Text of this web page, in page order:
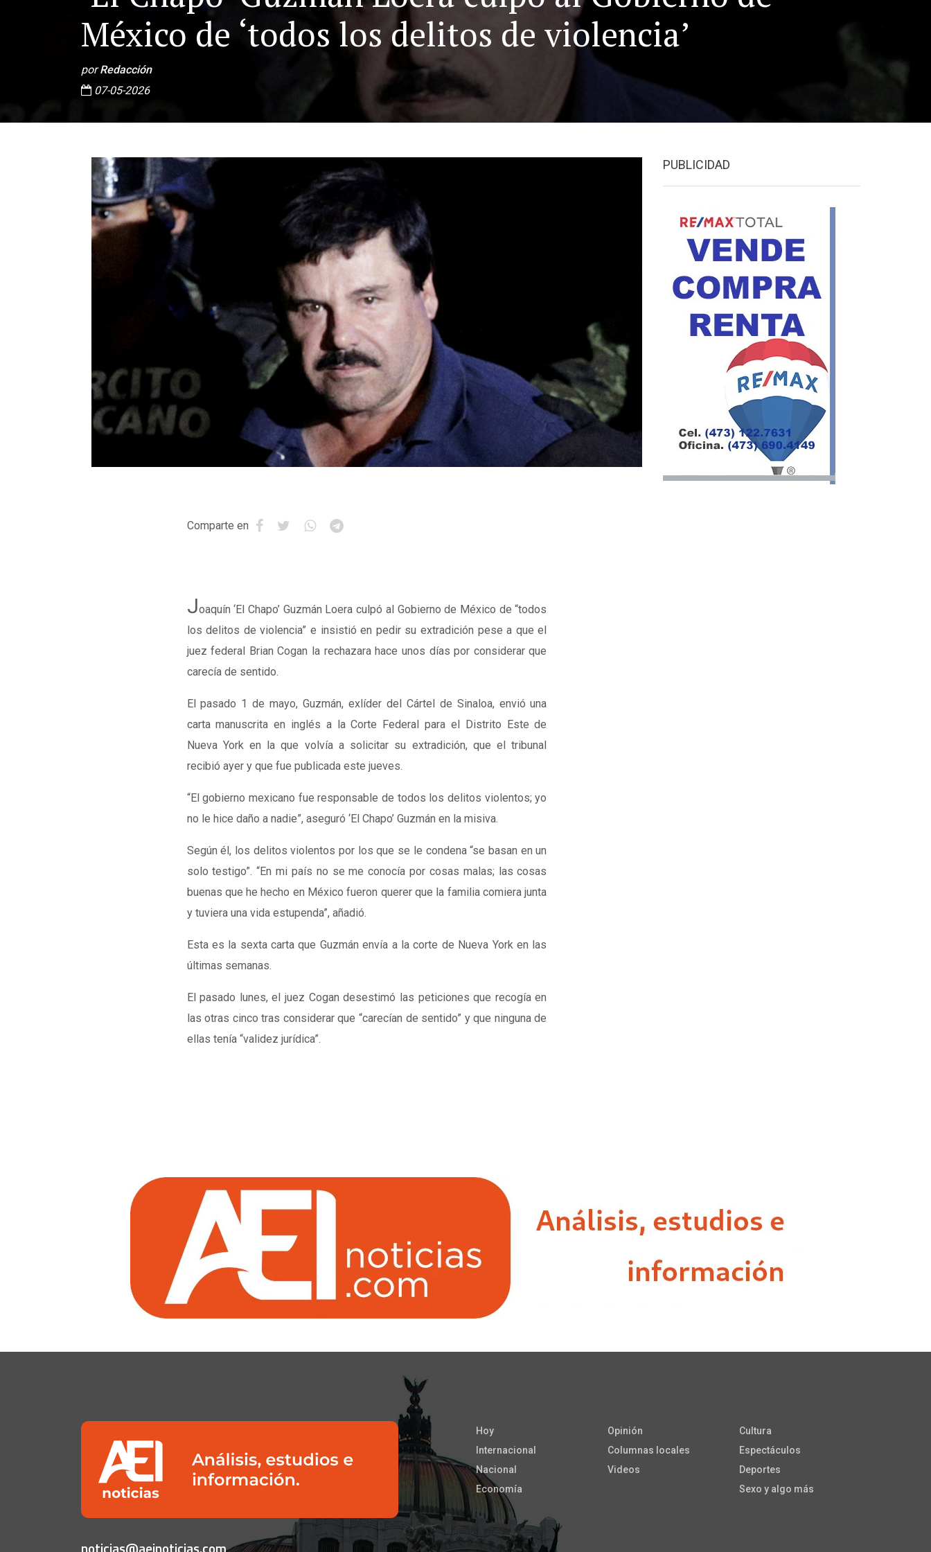
México de ‘todos los delitos de violencia’
porRedacción
07-05-2026
Comparte en
Joaquín ‘El Chapo’ Guzmán Loera culpó al Gobierno de México de “todos
los delitos de violencia” e insistió en pedir su extradición pese a que el
juez federal Brian Cogan la rechazara hace unos días por considerar que
carecía de sentido.
El pasado 1 de mayo, Guzmán, exlíder del Cártel de Sinaloa, envió una
carta manuscrita en inglés a la Corte Federal para el Distrito Este de
Nueva York en la que volvía a solicitar su extradición, que el tribunal
recibió ayer y que fue publicada este jueves.
“El gobierno mexicano fue responsable de todos los delitos violentos; yo
no le hice daño a nadie”, aseguró ‘El Chapo’ Guzmán en la misiva.
Según él, los delitos violentos por los que se le condena “se basan en un
solo testigo”. “En mi país no se me conocía por cosas malas; las cosas
buenas que he hecho en México fueron querer que la familia comiera junta
y tuviera una vida estupenda”, añadió.
Esta es la sexta carta que Guzmán envía a la corte de Nueva York en las
últimas semanas.
El pasado lunes, el juez Cogan desestimó las peticiones que recogía en
las otras cinco tras considerar que “carecían de sentido” y que ninguna de
ellas tenía “validez jurídica”.
PUBLICIDAD
Hoy
Internacional
Nacional
Economía
Opinión
Columnas locales
Videos
Cultura
Espectáculos
Deportes
Sexo y algo más